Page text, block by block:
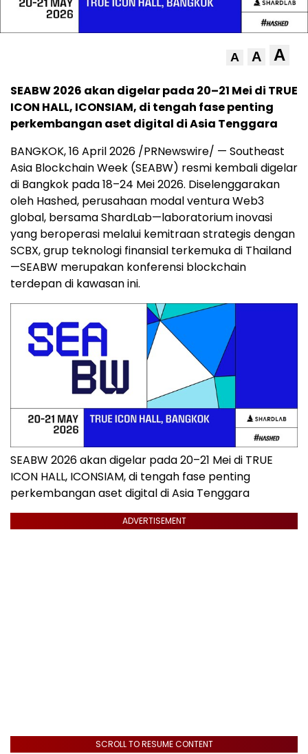
A A A
SEABW 2026 akan digelar pada 20–21 Mei di TRUE
ICON HALL, ICONSIAM, di tengah fase penting
perkembangan aset digital di Asia Tenggara
BANGKOK, 16 April 2026 /PRNewswire/ — Southeast
Asia Blockchain Week (SEABW) resmi kembali digelar
di Bangkok pada 18–24 Mei 2026. Diselenggarakan
oleh Hashed, perusahaan modal ventura Web3
global, bersama ShardLab—laboratorium inovasi
yang beroperasi melalui kemitraan strategis dengan
SCBX, grup teknologi finansial terkemuka di Thailand
—SEABW merupakan konferensi blockchain
terdepan di kawasan ini.
SEABW 2026 akan digelar pada 20–21 Mei di TRUE
ICON HALL, ICONSIAM, di tengah fase penting
perkembangan aset digital di Asia Tenggara
ADVERTISEMENT
SCROLL TO RESUME CONTENT